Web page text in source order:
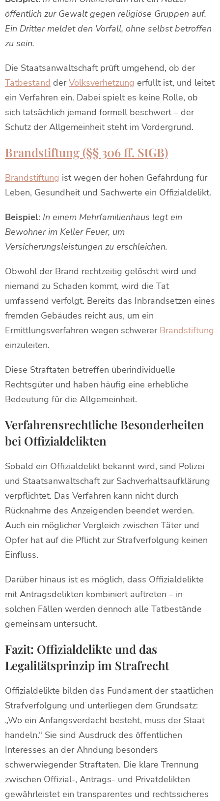
öffentlich zur Gewalt gegen religiöse Gruppen auf.
Ein Dritter meldet den Vorfall, ohne selbst betroffen
zu sein.
Die Staatsanwaltschaft prüft umgehend, ob der
Tatbestand derVolksverhetzung erfüllt ist, und leitet
ein Verfahren ein. Dabei spielt es keine Rolle, ob
sich tatsächlich jemand formell beschwert – der
Schutz der Allgemeinheit steht im Vordergrund.
Brandstiftung (§§ 306 ff. StGB)
Brandstiftung ist wegen der hohen Gefährdung für
Leben, Gesundheit und Sachwerte ein Offizialdelikt.
Beispiel: In einem Mehrfamilienhaus legt ein
Bewohner im Keller Feuer, um
Versicherungsleistungen zu erschleichen.
Obwohl der Brand rechtzeitig gelöscht wird und
niemand zu Schaden kommt, wird die Tat
umfassend verfolgt. Bereits das Inbrandsetzen eines
fremden Gebäudes reicht aus, um ein
Ermittlungsverfahren wegen schwerer Brandstiftung
einzuleiten.
Diese Straftaten betreffen überindividuelle
Rechtsgüter und haben häufig eine erhebliche
Bedeutung für die Allgemeinheit.
Verfahrensrechtliche Besonderheiten
bei Offizialdelikten
Sobald ein Offizialdelikt bekannt wird, sind Polizei
und Staatsanwaltschaft zur Sachverhaltsaufklärung
verpflichtet. Das Verfahren kann nicht durch
Rücknahme des Anzeigenden beendet werden.
Auch ein möglicher Vergleich zwischen Täter und
Opfer hat auf die Pflicht zur Strafverfolgung keinen
Einfluss.
Darüber hinaus ist es möglich, dass Offizialdelikte
mit Antragsdelikten kombiniert auftreten – in
solchen Fällen werden dennoch alle Tatbestände
gemeinsam untersucht.
Fazit: Offizialdelikte und das
Legalitätsprinzip im Strafrecht
Offizialdelikte bilden das Fundament der staatlichen
Strafverfolgung und unterliegen dem Grundsatz:
„Wo ein Anfangsverdacht besteht, muss der Staat
handeln.“ Sie sind Ausdruck des öffentlichen
Interesses an der Ahndung besonders
schwerwiegender Straftaten. Die klare Trennung
zwischen Offizial-, Antrags- und Privatdelikten
gewährleistet ein transparentes und rechtssicheres